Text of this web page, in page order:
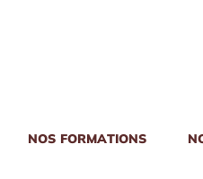
NOS FORMATIONS